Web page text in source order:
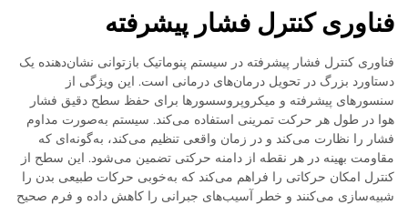
فناوری کنترل فشار پیشرفته
فناوری کنترل فشار پیشرفته در سیستم پنوماتیک بازتوانی نشان‌دهنده یک
دستاورد بزرگ در تحویل درمان‌های درمانی است. این ویژگی از
سنسورهای پیشرفته و میکروپروسسورها برای حفظ سطح دقیق فشار
هوا در طول هر حرکت تمرینی استفاده می‌کند. سیستم به‌صورت مداوم
فشار را نظارت می‌کند و در زمان واقعی تنظیم می‌کند، به‌گونه‌ای که
مقاومت بهینه در هر نقطه از دامنه حرکتی تضمین می‌شود. این سطح از
کنترل امکان حرکاتی را فراهم می‌کند که به‌خوبی حرکات طبیعی بدن را
شبیه‌سازی می‌کنند و خطر آسیب‌های جبرانی را کاهش داده و فرم صحیح